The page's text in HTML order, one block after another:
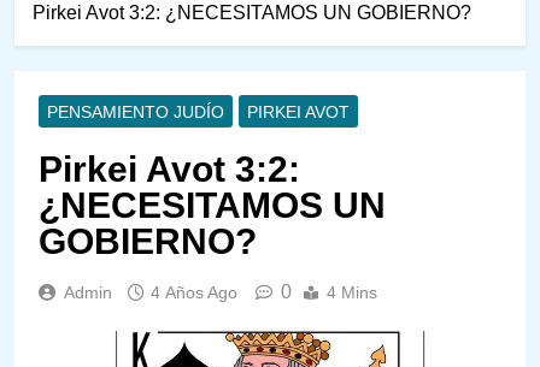
Pirkei Avot 3:2: ¿NECESITAMOS UN GOBIERNO?
PENSAMIENTO JUDÍO PIRKEI AVOT
Pirkei Avot 3:2:
¿NECESITAMOS UN
GOBIERNO?
Admin 4 Años Ago 0 4 Mins